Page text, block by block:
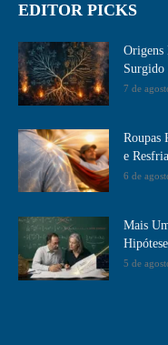
EDITOR PICKS
Origens
Surgido
7 de
Roupas
e
6 de
Mais
5 de